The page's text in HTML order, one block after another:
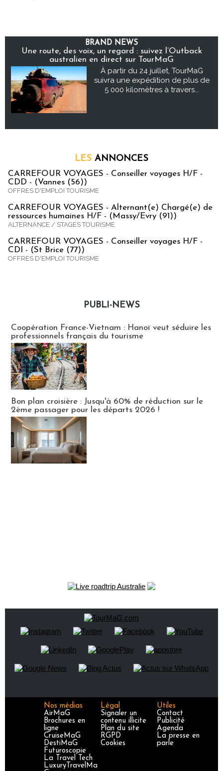
BRAND NEWS
Une route, des voix, un regard : suivez l’Outback
australien en direct sur TourMaG
À partir du 24 juillet, TourMaG
suivra une expédition de plus de
5 000 kilomètres à travers...
LES ANNONCES
CARREFOUR VOYAGES - Conseiller voyages H/F -
CDD - (Vannes (56))
OFFRES D'EMPLOI TOURISME
CARREFOUR VOYAGES - Alternant(e) Chargé(e) de
ressources humaines H/F - (Massy/Evry (91))
ALTERNANCE / STAGES TOURISME
CARREFOUR VOYAGES - Conseiller voyages H/F -
CDI - (St Brice (77))
OFFRES D'EMPLOI TOURISME
PUBLI-NEWS
Coopération France-Vietnam : Hanoï veut séduire les
professionnels français du tourisme
Bon plan croisière : Jusqu'à 60% de réduction sur le
2ème passager pour les départs 2026 !
Nos médias
AirMaG
Brochures en
ligne
CruiseMaG
DestiMaG
Futuroscopie
La Travel Tech
LuxuryTravelMa
Légal
Signaler un
contenu illicite
Plan du site
RGPD
Cookies
Utiles
Contact
Publicité
Agenda
La presse en
parle